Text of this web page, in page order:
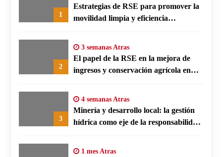
1
Estrategias de RSE para promover la
movilidad limpia y eficiencia
2
3 semanas Atras
El papel de la RSE en la mejora de
ingresos y conservación agrícola en
3
4 semanas Atras
Minería y desarrollo local: la gestión
hídrica como eje de la responsabilidad
1 mes Atras